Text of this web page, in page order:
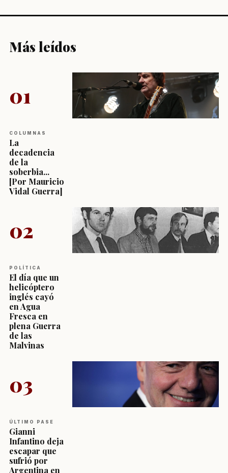
Más leídos
01
COLUMNAS
La
decadencia
de la
soberbia...
[Por Mauricio
Vidal Guerra]
02
POLÍTICA
El día que un
helicóptero
inglés cayó
en Agua
Fresca en
plena Guerra
de las
Malvinas
03
ÚLTIMO PASE
Gianni
Infantino deja
escapar que
sufrió por
Argentina en